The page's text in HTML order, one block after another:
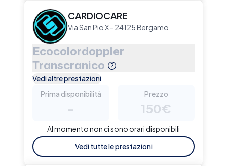
CARDIOCARE
Via San Pio X - 24125 Bergamo
Ecocolordoppler
Transcranico
Vedi altre prestazioni
Prima disponibilità
-
Prezzo
150€
Al momento non ci sono orari disponibili
Vedi tutte le prestazioni